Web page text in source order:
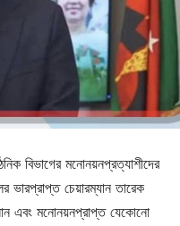
বিভাগের মনোনয়নপ্রত্যাশীদের
ভারপ্রাপ্ত চেয়ারম্যান তারেক
এবং মনোনয়নপ্রাপ্ত যেকোনো